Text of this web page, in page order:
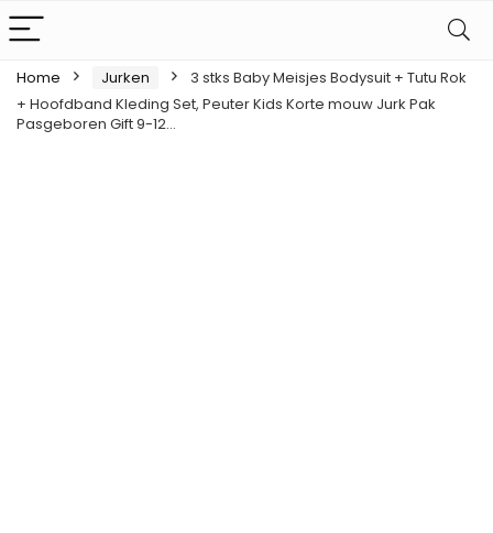
Home Jurken
3 stks Baby Meisjes Bodysuit + Tutu Rok
+ Hoofdband Kleding Set, Peuter Kids Korte mouw Jurk Pak
Pasgeboren Gift 9-12…